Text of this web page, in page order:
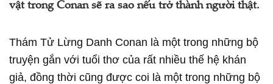
vật trong Conan sẽ ra sao nếu trở thành người thật.
Thám Tử Lừng Danh Conan là một trong những bộ
truyện gắn với tuổi thơ của rất nhiều thế hệ khán
giả, đồng thời cũng được coi là một trong những bộ